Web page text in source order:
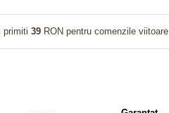
primiti 39 RON pentru comenzile viitoare